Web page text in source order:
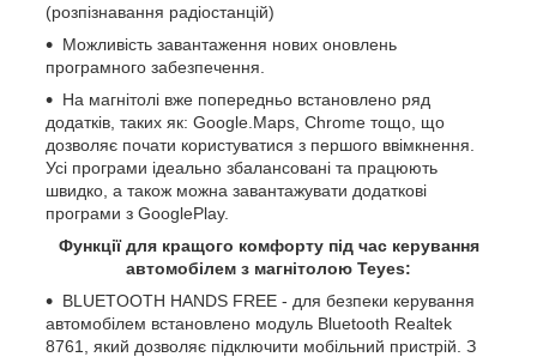
(розпізнавання радіостанцій)
Можливість завантаження нових оновлень
програмного забезпечення.
На магнітолі вже попередньо встановлено ряд
додатків, таких як: Google.Maps, Chrome тощо, що
дозволяє почати користуватися з першого ввімкнення.
Усі програми ідеально збалансовані та працюють
швидко, а також можна завантажувати додаткові
програми з GooglePlay.
Функції для кращого комфорту під час керування
автомобілем з магнітолою Teyes:
BLUETOOTH HANDS FREE - для безпеки керування
автомобілем встановлено модуль Bluetooth Realtek
8761, який дозволяє підключити мобільний пристрій. З